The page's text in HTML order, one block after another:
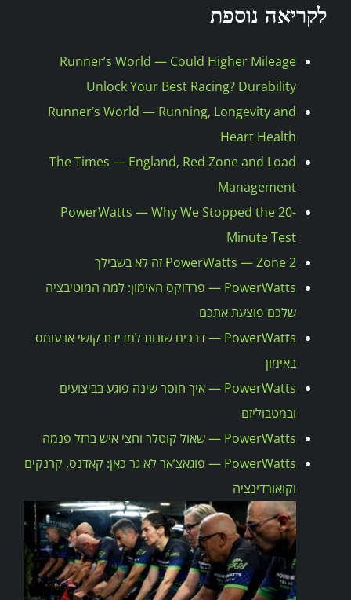
לקריאה נוספת
Runner’s World — Could Higher Mileage
Unlock Your Best Racing? Durability
Runner’s World — Running, Longevity and
Heart Health
The Times — England, Red Zone and Load
Management
PowerWatts — Why We Stopped the 20-
Minute Test
PowerWatts — Zone 2 זה לא בשבילך
PowerWatts — פרדוקס האימון: למה המוטיבציה
שלכם פוצעת אתכם
PowerWatts — דרכים שונות למדידת קושי או עומס
באימון
PowerWatts — איך חוסר שינה פוגע בביצועים
ובמטבוליזם
PowerWatts — שאול קוטלר וחצי איש ברזל פנמה
PowerWatts — פוגאצ’אר לא גר כאן: קאדנס, קרנקים
וקואורדינציה